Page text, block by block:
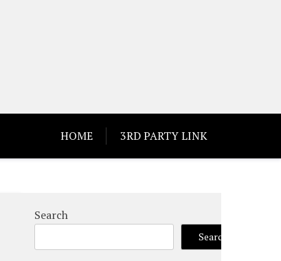
HOME 3RD PARTY LINK
Search
Search